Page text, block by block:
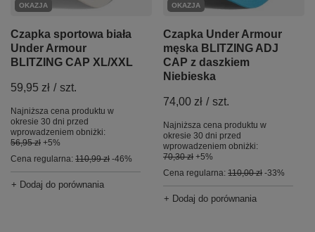
OKAZJA
Czapka sportowa biała
Under Armour
BLITZING CAP XL/XXL
59,95 zł / szt.
Najniższa cena produktu w
okresie 30 dni przed
wprowadzeniem obniżki:
56,95 zł +5%
Cena regularna: 110,99 zł -46%
+ Dodaj do porównania
OKAZJA
Czapka Under Armour
męska BLITZING ADJ
CAP z daszkiem
Niebieska
74,00 zł / szt.
Najniższa cena produktu w
okresie 30 dni przed
wprowadzeniem obniżki:
70,30 zł +5%
Cena regularna: 110,00 zł -33%
+ Dodaj do porównania